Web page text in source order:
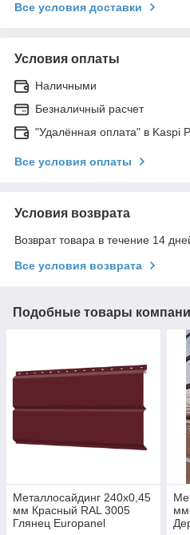
Все условия доставки
Условия оплаты
Наличными
Безналичный расчет
"Удалённая оплата" в Kaspi
Все условия оплаты
Условия возврата
Возврат товара в течение 14
Все условия возврата
Подобные товары
Металлосайдинг 240х0,45
мм Красный RAL 3005
Глянец Europanel
мм